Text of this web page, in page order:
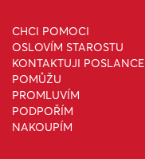
CHCI POMOCI
OSLOVÍM STAROSTU
KONTAKTUJI POSLANCE
POMŮŽU
PROMLUVÍM
PODPOŘÍM
NAKOUPÍM